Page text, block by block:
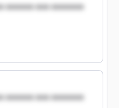
xxxxxx xxx xxxxxxx
xxxxxx xxx xxxxxxx